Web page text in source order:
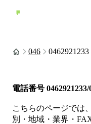
046 0462921233
電話番号
こちらのページでは、
別・地域・業界・